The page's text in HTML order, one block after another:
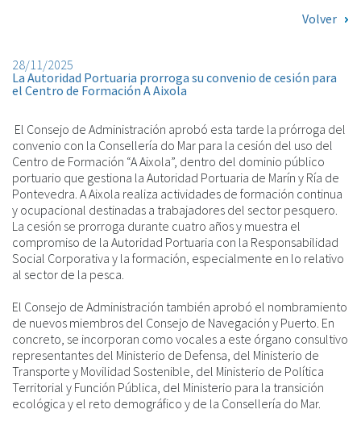
Volver
28/11/2025
La Autoridad Portuaria prorroga su convenio de cesión para
el Centro de Formación A Aixola
El Consejo de Administración aprobó esta tarde la prórroga del
convenio con la Consellería do Mar para la cesión del uso del
Centro de Formación “A Aixola”, dentro del dominio público
portuario que gestiona la Autoridad Portuaria de Marín y Ría de
Pontevedra. A Aixola realiza actividades de formación continua
y ocupacional destinadas a trabajadores del sector pesquero.
La cesión se prorroga durante cuatro años y muestra el
compromiso de la Autoridad Portuaria con la Responsabilidad
Social Corporativa y la formación, especialmente en lo relativo
al sector de la pesca.
El Consejo de Administración también aprobó el nombramiento
de nuevos miembros del Consejo de Navegación y Puerto. En
concreto, se incorporan como vocales a este órgano consultivo
representantes del Ministerio de Defensa, del Ministerio de
Transporte y Movilidad Sostenible, del Ministerio de Política
Territorial y Función Pública, del Ministerio para la transición
ecológica y el reto demográfico y de la Consellería do Mar.